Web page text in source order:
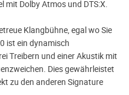
mit Dolby Atmos und DTS:X.
Klangbühne, egal wo Sie
ist ein dynamisch
Treibern und einer Akustik mit
Dies gewährleistet
zu den anderen Signature